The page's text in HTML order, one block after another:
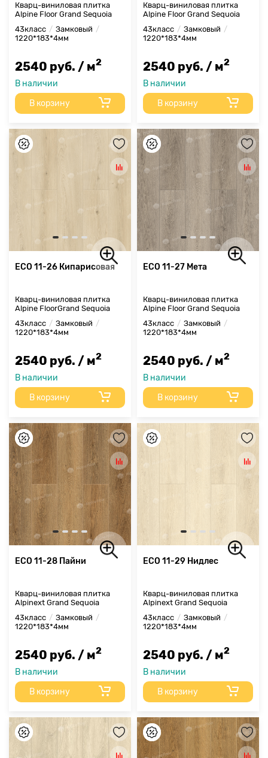
Кварц-виниловая плитка
Alpine Floor Grand Sequoia
43класс
Замковый
1220*183*4мм
2540 руб. / м2
В наличии
В корзину
Кварц-виниловая плитка
Alpine Floor Grand Sequoia
43класс
Замковый
1220*183*4мм
2540 руб. / м2
В наличии
В корзину
ECO 11-26 Кипарисовая
Кварц-виниловая плитка
Alpine FloorGrand Sequoia
43класс
Замковый
1220*183*4мм
2540 руб. / м2
В наличии
В корзину
ECO 11-27 Мета
Кварц-виниловая плитка
Alpine Floor Grand Sequoia
43класс
Замковый
1220*183*4мм
2540 руб. / м2
В наличии
В корзину
ECO 11-28 Пайни
Кварц-виниловая плитка
Alpinext Grand Sequoia
43класс
Замковый
1220*183*4мм
2540 руб. / м2
В наличии
В корзину
ECO 11-29 Нидлес
Кварц-виниловая плитка
Alpinext Grand Sequoia
43класс
Замковый
1220*183*4мм
2540 руб. / м2
В наличии
В корзину